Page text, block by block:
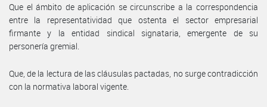
Que el ámbito de aplicación se circunscribe a la correspondencia
entre la representatividad que ostenta el sector empresarial
firmante y la entidad sindical signataria, emergente de su
personería gremial.
Que, de la lectura de las cláusulas pactadas, no surge contradicción
con la normativa laboral vigente.